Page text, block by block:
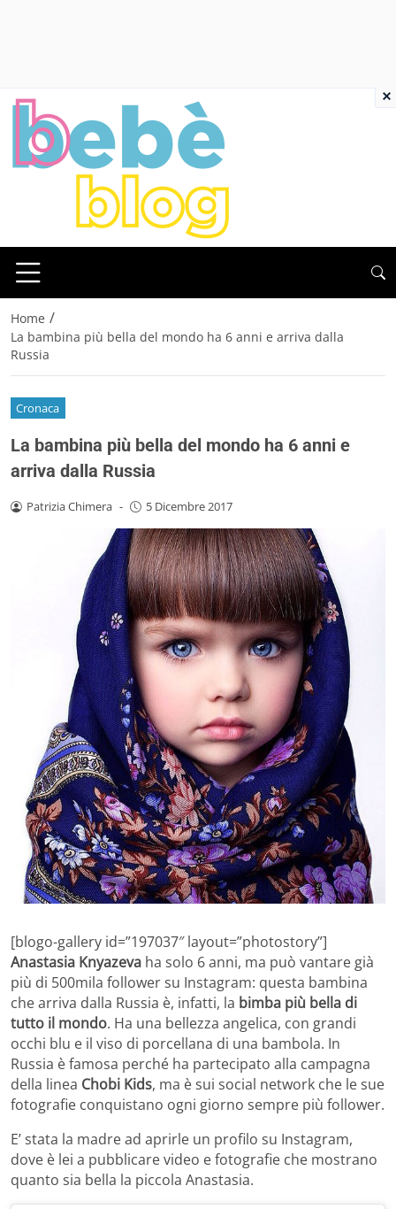
Home /
La bambina più bella del mondo ha 6 anni e arriva dalla
Russia
Cronaca
La bambina più bella del mondo ha 6 anni e
arriva dalla Russia
Patrizia Chimera - 5 Dicembre 2017
[blogo-gallery id=”197037″ layout=”photostory”]
Anastasia Knyazeva ha solo 6 anni, ma può vantare già
più di 500mila follower su Instagram: questa bambina
che arriva dalla Russia è, infatti, la bimba più bella di
tutto il mondo. Ha una bellezza angelica, con grandi
occhi blu e il viso di porcellana di una bambola. In
Russia è famosa perché ha partecipato alla campagna
della linea Chobi Kids, ma è sui social network che le sue
fotografie conquistano ogni giorno sempre più follower.
E’ stata la madre ad aprirle un profilo su Instagram,
dove è lei a pubblicare video e fotografie che mostrano
quanto sia bella la piccola Anastasia.
×